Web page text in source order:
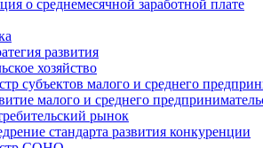
о среднемесячной заработной плате
развития
хозяйство
субъектов малого и среднего
малого и среднего
рынок
стандарта развития конкуренции